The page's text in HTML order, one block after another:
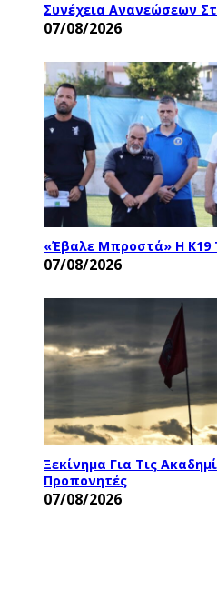
Συνέχεια Ανανεώσεων
07/08/2026
«Έβαλε Μπροστά» Η Κ19
07/08/2026
Ξεκίνημα Για Τις
Προπονητές
07/08/2026